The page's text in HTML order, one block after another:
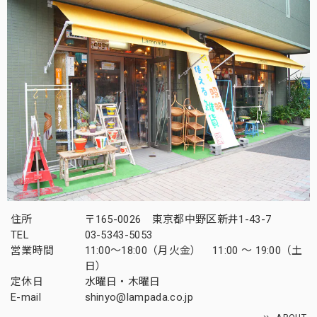
住所
〒165-0026 東京都中野区新井1-43-7
TEL
03-5343-5053
営業時間
11:00～18:00（月火金） 11:00 ～ 19:00（土
日）
定休日
水曜日・木曜日
E-mail
shinyo@lampada.co.jp